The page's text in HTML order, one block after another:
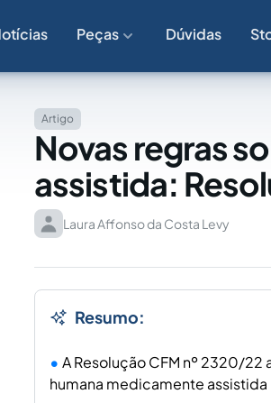
Peças Dúvidas
Artigo
Novas regras
assistida:
Laura Affonso da Costa Levy
Resumo:
A Resolução CFM nº 2320/
humana medicamente assistida